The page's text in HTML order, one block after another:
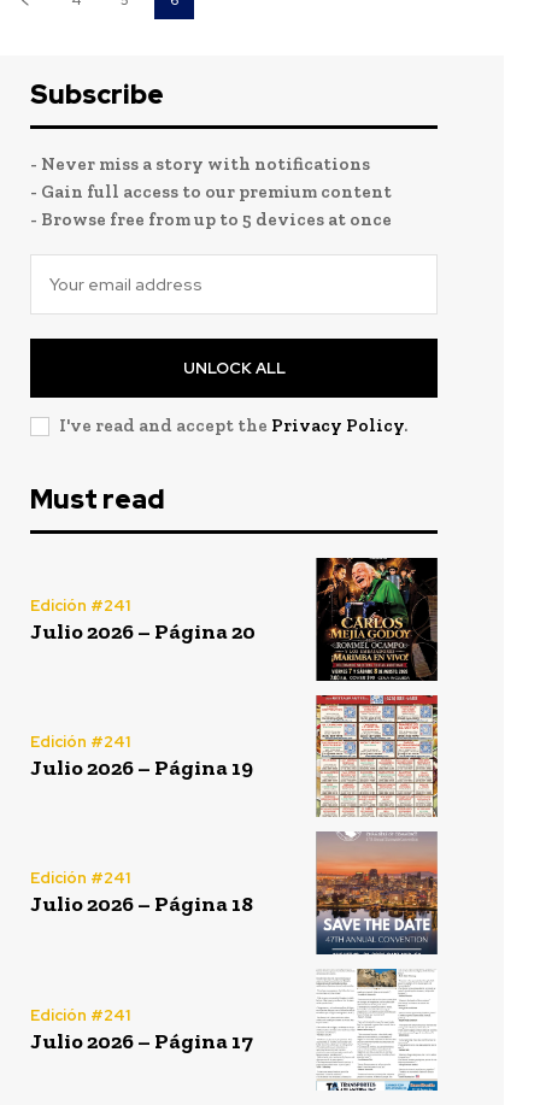
Subscribe
- Never miss a story with notifications
- Gain full access to our premium content
- Browse free from up to 5 devices at once
UNLOCK ALL
I've read and accept the Privacy Policy.
Must read
Edición #241
Julio 2026 – Página 20
Edición #241
Julio 2026 – Página 19
Edición #241
Julio 2026 – Página 18
Edición #241
Julio 2026 – Página 17